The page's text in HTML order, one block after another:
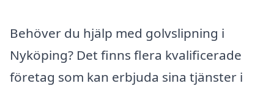
Behöver du hjälp med golvslipning i
Nyköping? Det finns flera kvalificerade
företag som kan erbjuda sina tjänster i